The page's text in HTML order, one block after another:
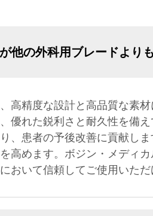
他の外科用ブレードより
高精度な設計と高品質な素
優れた鋭利さと耐久性を備
、患者の予後改善に貢献し
高めます。ボジン・メディ
おいて信頼してご使用いただ